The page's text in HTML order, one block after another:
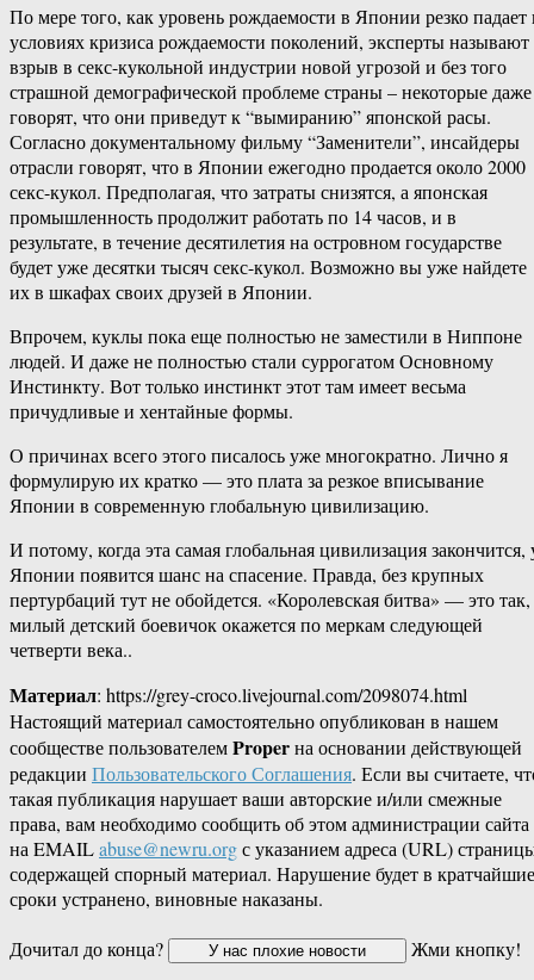
По мере того, как уровень рождаемости в Японии резко падает
условиях кризиса рождаемости поколений, эксперты называют
взрыв в секс-кукольной индустрии новой угрозой и без того
страшной демографической проблеме страны – некоторые даже
говорят, что они приведут к “вымиранию” японской расы.
Согласно документальному фильму “Заменители”, инсайдеры
отрасли говорят, что в Японии ежегодно продается около 2000
секс-кукол. Предполагая, что затраты снизятся, а японская
промышленность продолжит работать по 14 часов, и в
результате, в течение десятилетия на островном государстве
будет уже десятки тысяч секс-кукол. Возможно вы уже найдете
их в шкафах своих друзей в Японии.
Впрочем, куклы пока еще полностью не заместили в Ниппоне
людей. И даже не полностью стали суррогатом Основному
Инстинкту. Вот только инстинкт этот там имеет весьма
причудливые и хентайные формы.
О причинах всего этого писалось уже многократно. Лично я
формулирую их кратко — это плата за резкое вписывание
Японии в современную глобальную цивилизацию.
И потому, когда эта самая глобальная цивилизация закончится,
Японии появится шанс на спасение. Правда, без крупных
пертурбаций тут не обойдется. «Королевская битва» — это так,
милый детский боевичок окажется по меркам следующей
четверти века..
Материал: https://grey-croco.livejournal.com/2098074.html
Настоящий материал самостоятельно опубликован в нашем
сообществе пользователемProperна основании действующей
редакции Пользовательского Соглашения. Если вы считаете,
такая публикация нарушает ваши авторские и/или смежные
права, вам необходимо сообщить об этом администрации сайта
на EMAILabuse@newru.orgс указанием адреса (URL)
содержащей спорный материал. Нарушение будет в кратчайшие
сроки устранено, виновные наказаны.
Дочитал до конца?
Жми кнопку!